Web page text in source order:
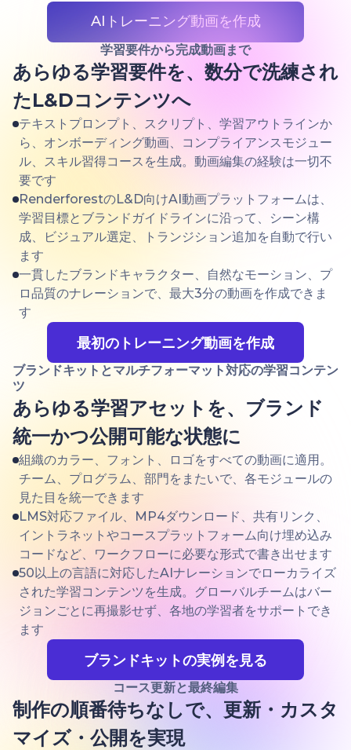
AIトレーニング動画を作成
学習要件から完成動画まで
あらゆる学習要件を、数分で洗練され
たL&Dコンテンツへ
テキストプロンプト、スクリプト、学習アウトラインか
ら、オンボーディング動画、コンプライアンスモジュー
ル、スキル習得コースを生成。動画編集の経験は一切不
要です
RenderforestのL&D向けAI動画プラットフォームは、
学習目標とブランドガイドラインに沿って、シーン構
成、ビジュアル選定、トランジション追加を自動で行い
ます
一貫したブランドキャラクター、自然なモーション、プ
ロ品質のナレーションで、最大3分の動画を作成できま
す
最初のトレーニング動画を作成
ブランドキットとマルチフォーマット対応の学習コンテン
ツ
あらゆる学習アセットを、ブランド
統一かつ公開可能な状態に
組織のカラー、フォント、ロゴをすべての動画に適用。
チーム、プログラム、部門をまたいで、各モジュールの
見た目を統一できます
LMS対応ファイル、MP4ダウンロード、共有リンク、
イントラネットやコースプラットフォーム向け埋め込み
コードなど、ワークフローに必要な形式で書き出せます
50以上の言語に対応したAIナレーションでローカライズ
された学習コンテンツを生成。グローバルチームはバー
ジョンごとに再撮影せず、各地の学習者をサポートでき
ます
ブランドキットの実例を見る
コース更新と最終編集
制作の順番待ちなしで、更新・カスタ
マイズ・公開を実現